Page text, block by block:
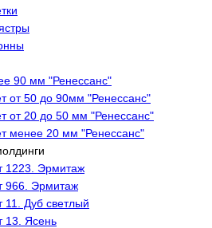
90 мм "Ренессанс"
от 50 до 90мм "Ренессанс"
от 20 до 50 мм "Ренессанс"
менее 20 мм "Ренессанс"
1223. Эрмитаж
966. Эрмитаж
11. Дуб светлый
13. Ясень